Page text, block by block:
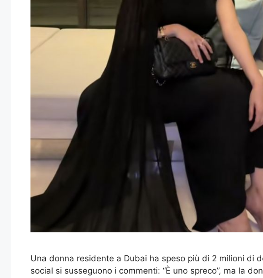
Una donna residente a Dubai ha speso più di 2 milioni di
social si susseguono i commenti: “È uno spreco”, ma la